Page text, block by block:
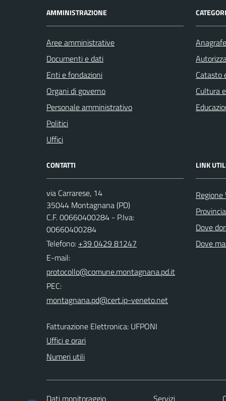
AMMINISTRAZIONE
Aree amministrative
Documenti e dati
Enti e fondazioni
Organi di governo
Personale amministrativo
Politici
Uffici
Catasto
Cultura
CONTATTI
via Carrarese, 14
35044 Montagnana (PD)
C.F. 00660400284 - P.Iva:
00660400284
Telefono: +39 0429 81247
E-mail:
PEC:
Fatturazione Elettronica: UFPONI
Uffici e orari
Numeri utili
LINK
Dove
Dove
Dati monitoraggio Servizi